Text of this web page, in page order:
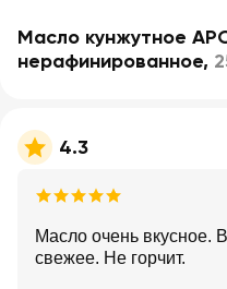
Масло кунжутное
нерафинированное,
4.3
Масло очень вкусное.
свежее. Не горчит.